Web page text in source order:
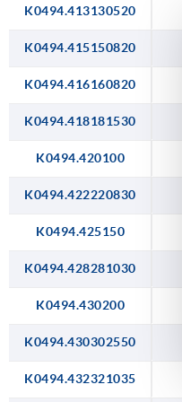
K0494.413130520
K0494.415150820
K0494.416160820
K0494.418181530
K0494.420100
K0494.422220830
K0494.425150
K0494.428281030
K0494.430200
K0494.430302550
K0494.432321035